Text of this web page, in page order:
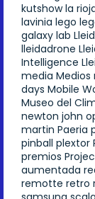
kutshow la
lavinia lego
galaxy lab
lleidadrone
Intelligence
media Medios
days Mobile
Museo del
newton john
martin Paeria
pinball plextor
premios
aumentada
remotte retro